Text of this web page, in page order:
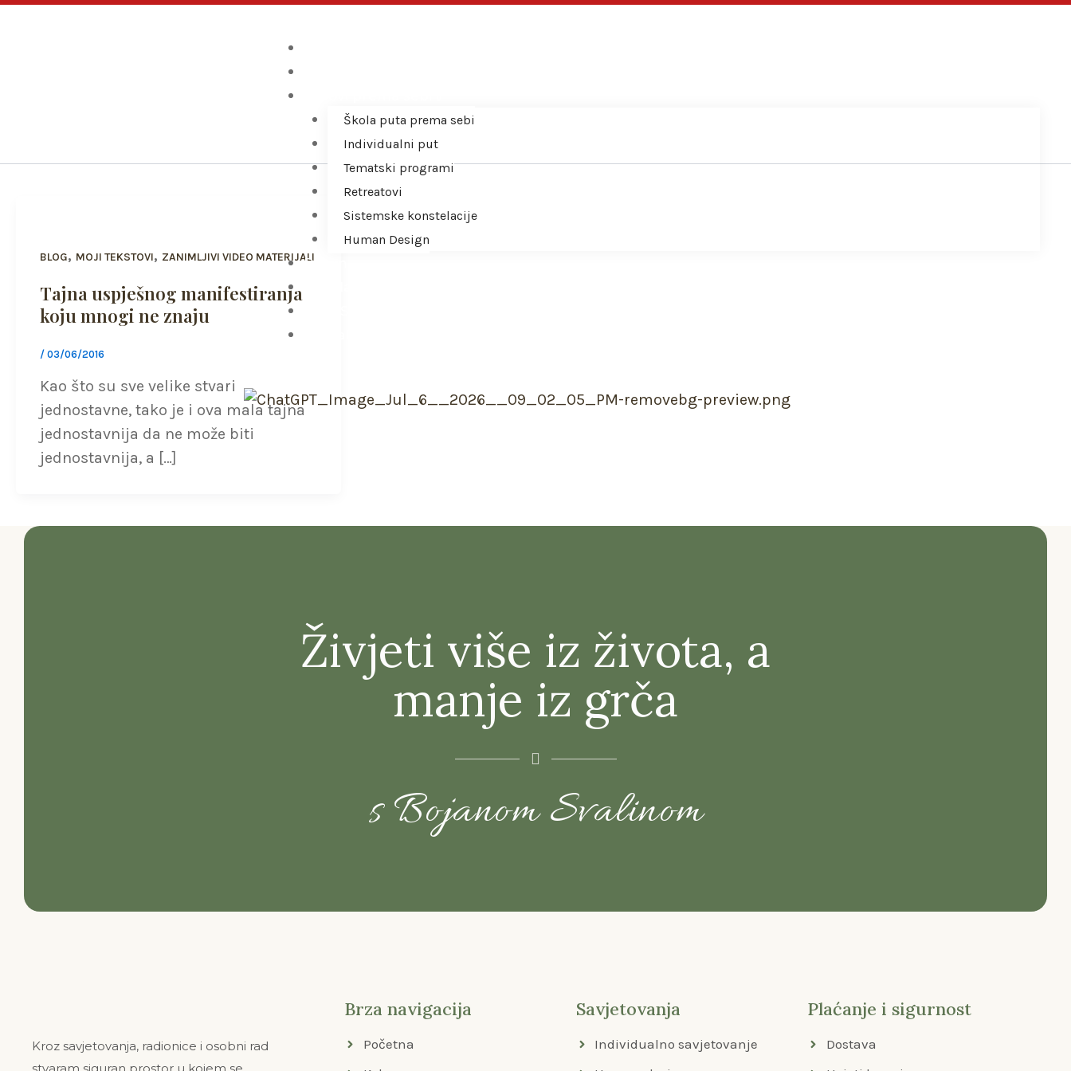
Skip
Škola puta prema sebi
Individualni put
Tematski programi
Retreatovi
Sistemske konstelacije
Human Design
Pišem
BLOG, MOJI TEKSTOVI, ZANIMLJIVI VIDEO MATERIJALI
Tajna uspješnog manifestiranja
koju mnogi ne znaju
/ 03/06/2016
Kao što su sve velike stvari
jednostavne, tako je i ova mala tajna
jednostavnija da ne može biti
jednostavnija, a […]
Živjeti više iz života, a
manje iz grča
s Bojanom Svalinom
Kroz savjetovanja, radionice i osobni rad
Brza navigacija
Početna
Savjetovanja
Individualno savjetovanje
Plaćanje i sigurnost
Dostava